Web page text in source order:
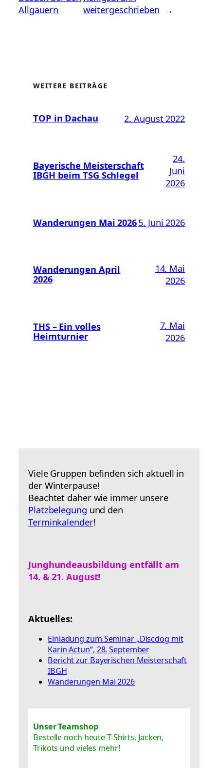
Allgäuern
weitergeschrieben →
WEITERE BEITRÄGE
TOP in Dachau 2. August 2022
Bayerische Meisterschaft
IBGH beim TSG Schlegel
24.
Juni
2026
Wanderungen Mai 20265. Juni 2026
Wanderungen April
2026
14. Mai
2026
THS – Ein volles
Heimturnier
7. Mai
2026
Viele Gruppen befinden sich aktuell in
der Winterpause!
Beachtet daher wie immer unsere
Platzbelegung und den
Terminkalender!
Junghundeausbildung entfällt am
14. & 21. August!
Aktuelles:
Einladung zum Seminar „Discdog mit
Karin Actun“, 28. September
Bericht zur Bayerischen Meisterschaft
IBGH
Wanderungen Mai 2026
Unser Teamshop
Bestelle noch heute T-Shirts, Jacken,
Trikots und vieles mehr!